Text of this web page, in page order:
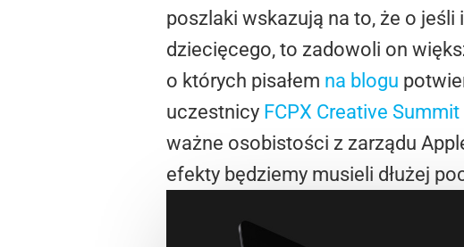
poszlaki wskazują na to, że o
dziecięcego, to zadowoli on
o których pisałem na blogu
uczestnicy FCPX Creative Summit
ważne osobistości z zarządu
efekty będziemy musieli dłużej